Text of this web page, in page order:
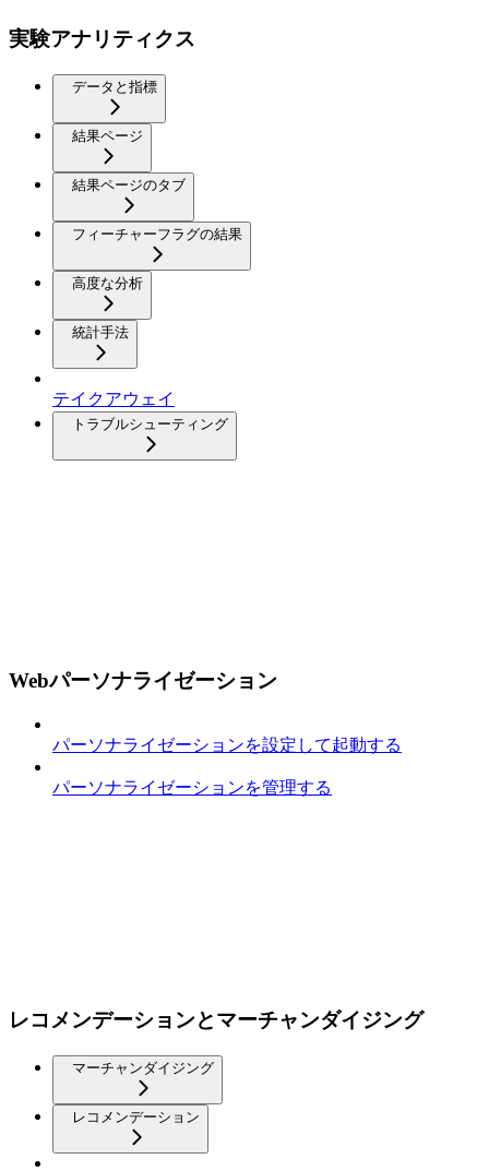
実験アナリティクス
データと指標
結果ページ
結果ページのタブ
フィーチャーフラグの結果
高度な分析
統計手法
テイクアウェイ
トラブルシューティング
Webパーソナライゼーション
パーソナライゼーションを設定して起動する
パーソナライゼーションを管理する
レコメンデーションとマーチャンダイジング
マーチャンダイジング
レコメンデーション